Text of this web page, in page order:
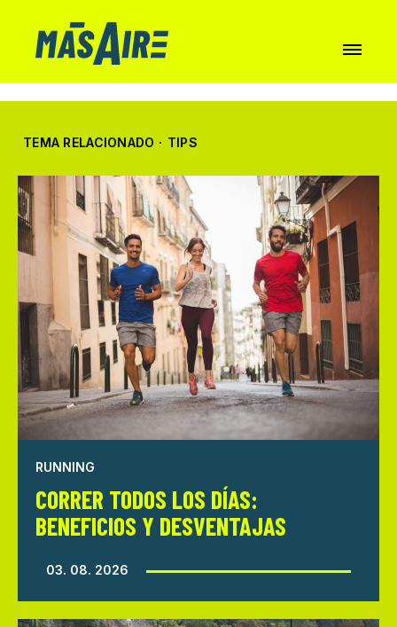
TEMA RELACIONADO · TIPS
RUNNING
CORRER TODOS LOS DÍAS:
BENEFICIOS Y DESVENTAJAS
03. 08. 2026